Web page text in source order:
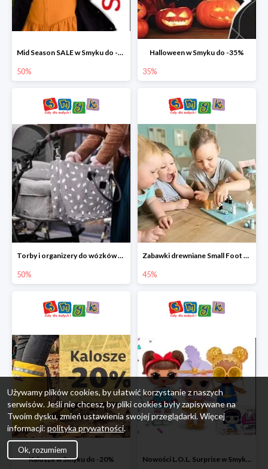
Mid Season SALE w Smyku do -50%
50%
Halloween w Smyku do -35%
35%
Torby i organizery do wózków w Smyku do -50%
50%
Zabawki drewniane Small Foot do -45%
45%
Kalosze w Smyku do -20% Nowości L.O.L. Surprise w Smyku do -45%
Używamy plików cookies, by ułatwić korzystanie z naszych
serwisów. Jeśli nie chcesz, by pliki cookies były zapisywane na
Twoim dysku, zmień ustawienia swojej przeglądarki. Więcej
informacji: polityka prywatności.
Ok, rozumiem